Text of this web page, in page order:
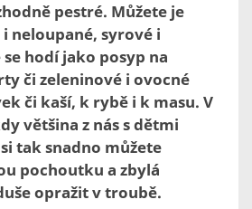
pestré. Můžete je
neloupané, syrové i
hodí jako posyp na
či zeleninové i ovocné
či kaší, k rybě i k masu. V
většina z nás s dětmi
tak snadno můžete
pochoutku a zbylá
opražit v troubě.